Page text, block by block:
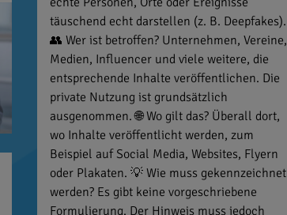
täuschend echt darstellen (z. B. Deepfakes).
👥 Wer ist betroffen? Unternehmen, Vereine,
Medien, Influencer und viele weitere, die
entsprechende Inhalte veröffentlichen. Die
private Nutzung ist grundsätzlich
ausgenommen. 🌐 Wo gilt das? Überall dort,
wo Inhalte veröffentlicht werden, zum
Beispiel auf Social Media, Websites, Flyern
oder Plakaten. 💡 Wie muss gekennzeichnet
werden? Es gibt keine vorgeschriebene
Formulierung. Der Hinweis muss jedoch